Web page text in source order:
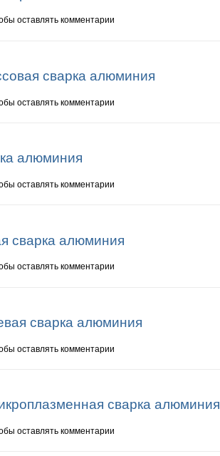
сварка алюминия
оставлять комментарии
сварка алюминия
сварка алюминия
оставлять комментарии
алюминия
алюминия
оставлять комментарии
сварка алюминия
сварка алюминия
оставлять комментарии
сварка алюминия
сварка алюминия
оставлять комментарии
сварка алюминия
микроплазменная сварка алюминия
оставлять комментарии